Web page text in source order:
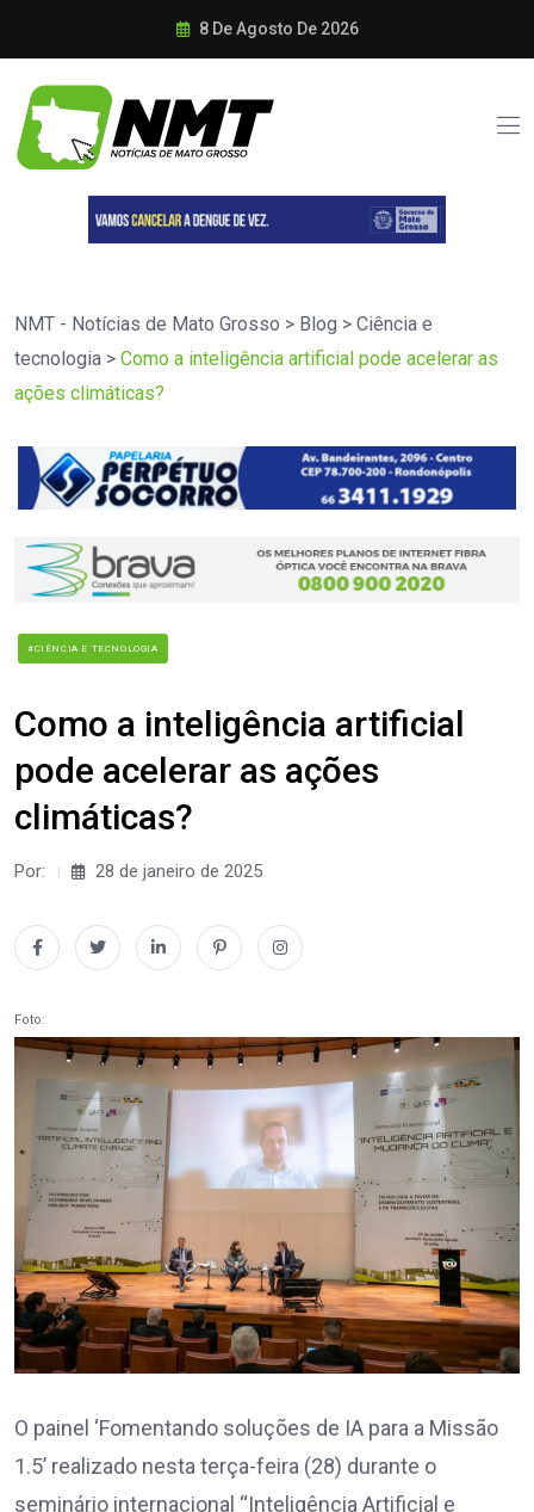
8 De Agosto De 2026
NMT - Notícias de Mato Grosso > Blog > Ciência e
tecnologia > Como a inteligência artificial pode acelerar as
ações climáticas?
#CIÊNCIA E TECNOLOGIA
Como a inteligência artificial
pode acelerar as ações
climáticas?
Por: 28 de janeiro de 2025
Foto:
O painel ‘Fomentando soluções de IA para a Missão
1.5’ realizado nesta terça-feira (28) durante o
seminário internacional “Inteligência Artificial e